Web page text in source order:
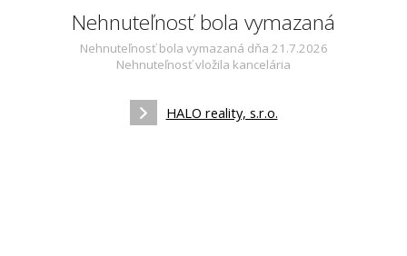
Nehnuteľnosť bola vymazaná
Nehnuteľnosť bola vymazaná dňa 21.7.2026
Nehnuteľnosť vložila kancelária
HALO reality, s.r.o.